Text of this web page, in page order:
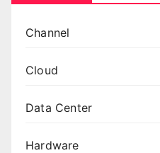
Channel
Cloud
Data Center
Hardware